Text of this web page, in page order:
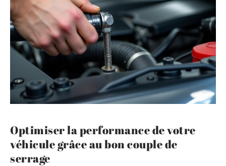
Optimiser la performance de votre
véhicule grâce au bon couple de
serrage